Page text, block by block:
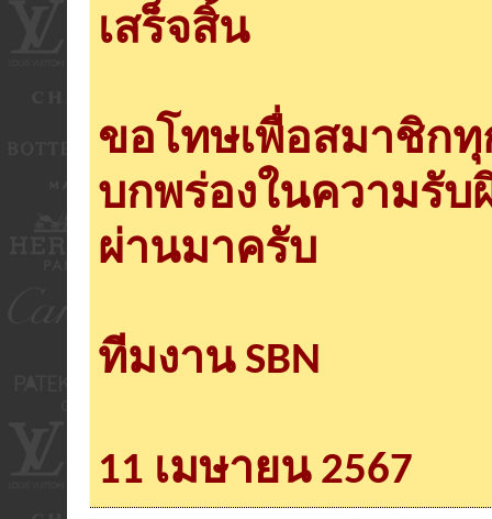
เสร็จสิ้น
ขอโทษเพื่อสมาชิก
บกพร่องในความรั
ผ่านมาครับ
ทีมงาน SBN
11 เมษายน 2567